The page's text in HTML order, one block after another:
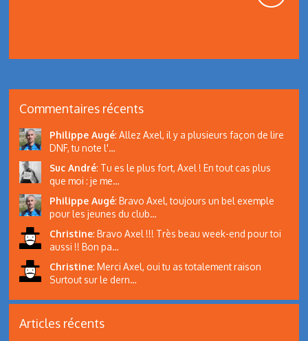
Commentaires récents
Philippe Augé: Allez Axel, il y a plusieurs façon de lire
DNF, tu note l'…
Suc André: Tu es le plus fort, Axel ! En tout cas plus
que moi : je me…
Philippe Augé: Bravo Axel, toujours un bel exemple
pour les jeunes du club…
Christine: Bravo Axel !!! Très beau week-end pour toi
aussi !! Bon pa…
Christine: Merci Axel, oui tu as totalement raison
Surtout sur le dern…
Articles récents